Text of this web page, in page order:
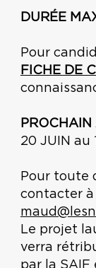
DURÉE
Pour
FICHE DE
20 JUIN au
Pour toute
contacter à
Le projet
verra
par la SAIF